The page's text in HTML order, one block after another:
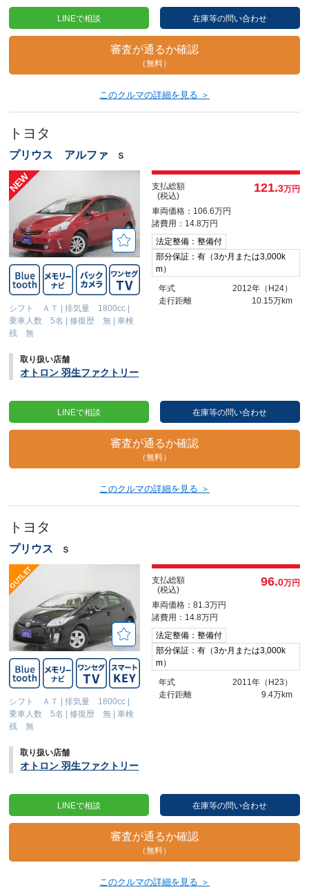
LINEで相談 在庫等の問い合わせ
審査が通るか確認
（無料）
このクルマの詳細を見る ＞
トヨタ
プリウス アルファ Ｓ
シフト ＡＴ |排気量 1800cc |
乗車人数 5名 |修復歴 無 |車検
残 無
支払総額
(税込)
121.3万円
車両価格：106.6万円
諸費用：14.8万円
法定整備：整備付
部分保証：有（3か月または3,000k
m）
年式
2012年（H24）
走行距離
10.15万km
取り扱い店舗
オトロン 羽生ファクトリー
LINEで相談 在庫等の問い合わせ
審査が通るか確認
（無料）
このクルマの詳細を見る ＞
トヨタ
プリウス Ｓ
シフト ＡＴ |排気量 1800cc
乗車人数 5名
|修復歴 無 |車検
残 無
支払総額
(税込)
96.0万円
車両価格：81.3万円
諸費用：14.8万円
法定整備：整備付
部分保証：有（3か月または3,000k
m）
年式
2011年（H23）
走行距離
9.4万km
取り扱い店舗
オトロン 羽生ファクトリー
LINEで相談 在庫等の問い合わせ
審査が通るか確認
（無料）
このクルマの詳細を見る ＞